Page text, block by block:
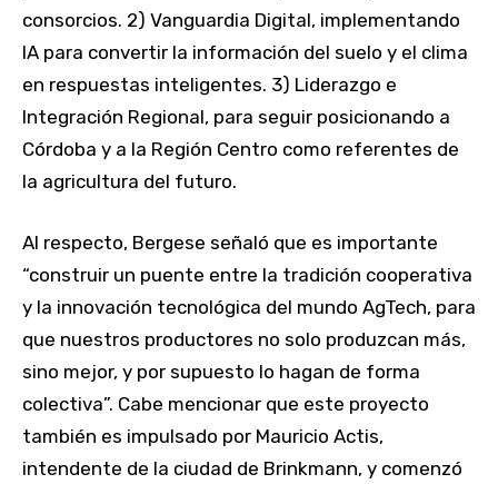
consorcios. 2) Vanguardia Digital, implementando
IA para convertir la información del suelo y el clima
en respuestas inteligentes. 3) Liderazgo e
Integración Regional, para seguir posicionando a
Córdoba y a la Región Centro como referentes de
la agricultura del futuro.
Al respecto, Bergese señaló que es importante
“construir un puente entre la tradición cooperativa
y la innovación tecnológica del mundo AgTech, para
que nuestros productores no solo produzcan más,
sino mejor, y por supuesto lo hagan de forma
colectiva”. Cabe mencionar que este proyecto
también es impulsado por Mauricio Actis,
intendente de la ciudad de Brinkmann, y comenzó